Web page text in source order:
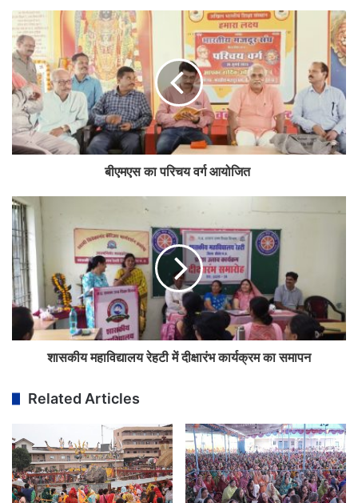
बीएमएस का परिचय वर्ग आयोजित
शासकीय महाविद्यालय रेहटी में दीक्षारंभ कार्यक्रम का समापन
Related Articles